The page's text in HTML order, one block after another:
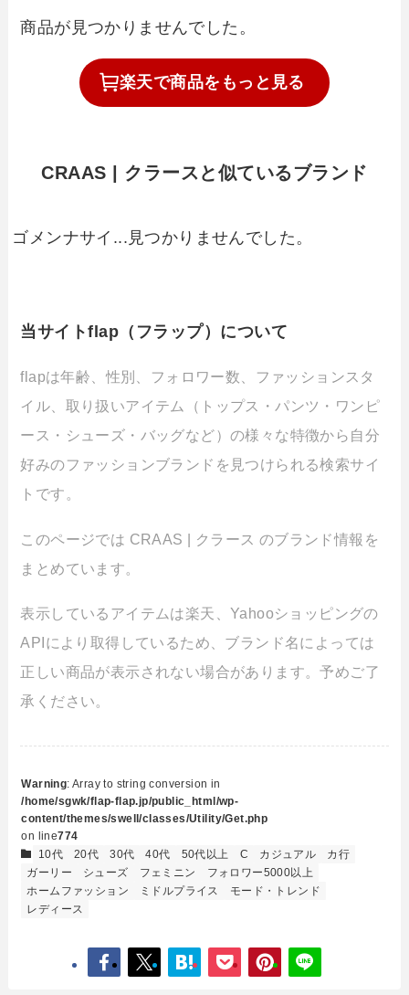
商品が見つかりませんでした。
楽天で商品を もっと見る
CRAAS | クラースと似ているブランド
ゴメンナサイ...見つかりませんでした。
当サイトflap（フラップ）について
flapは年齢、性別、フォロワー数、ファッションスタ
イル、取り扱いアイテム（トップス・パンツ・ワンピ
ース・シューズ・バッグなど）の様々な特徴から自分
好みのファッションブランドを見つけられる検索サイ
トです。
このページでは CRAAS | クラース のブランド情報を
まとめています。
表示しているアイテムは楽天、Yahooショッピングの
APIにより取得しているため、ブランド名によっては
正しい商品が表示されない場合があります。予めご了
承ください。
Warning: Array to string conversion in
/home/sgwk/flap-flap.jp/public_html/wp-
content/themes/swell/classes/Utility/Get.php
on line774
10代
20代 30代 40代 50代以上 C カジュアル
カ行
ガーリー
シューズ フェミニン
フォロワー5000以上
ホームファッション
ミドルプライス
モード・トレンド
レディース